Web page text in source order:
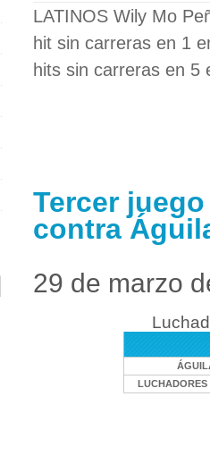
LATINOS Wily Mo
hit sin carreras en 1
hits sin carreras en 5
Tercer
contra
29 de marzo
LUCHADORES